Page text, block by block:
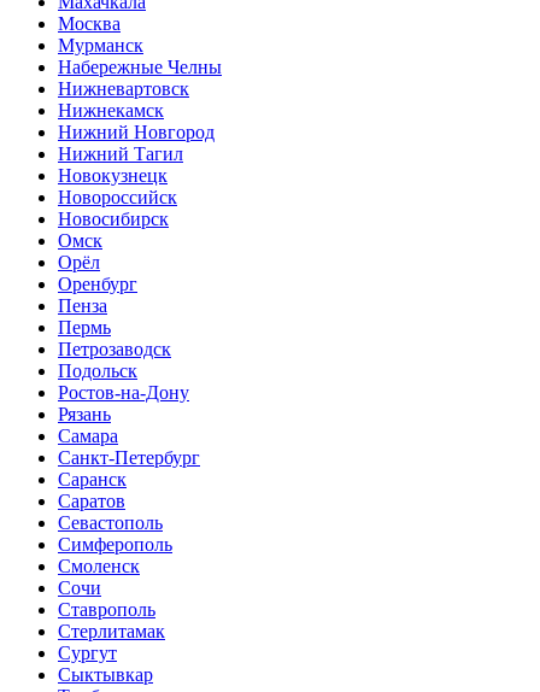
Москва
Мурманск
Набережные Челны
Нижневартовск
Нижнекамск
Нижний Новгород
Нижний Тагил
Новокузнецк
Новороссийск
Новосибирск
Омск
Орёл
Оренбург
Пенза
Пермь
Петрозаводск
Подольск
Ростов-на-Дону
Рязань
Самара
Санкт-Петербург
Саранск
Саратов
Севастополь
Симферополь
Смоленск
Сочи
Ставрополь
Стерлитамак
Сургут
Сыктывкар